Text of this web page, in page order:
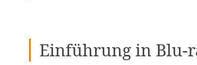
Einführung in Blu-